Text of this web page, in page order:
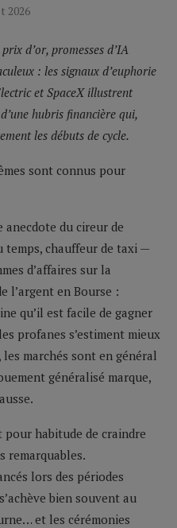
2026
d’or, promesses d’IA
: les signaux d’euphorie
et SpaceX illustrent
hubris financière qui,
les débuts de cycle.
sont connus pour
anecdote du cireur de
temps, chauffeur de taxi —
d’affaires sur la
l’argent en Bourse :
qu’il est facile de gagner
profanes s’estiment mieux
marchés sont en général
généralisé marque,
habitude de craindre
remarquables.
lors des périodes
bien souvent au
et les cérémonies